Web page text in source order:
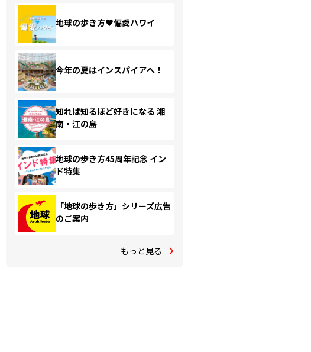
地球の歩き方♥偏愛ハワイ
今年の夏はインスパイアへ！
知れば知るほど好きになる 湘
南・江の島
地球の歩き方45周年記念 イン
ド特集
「地球の歩き方」シリーズ広告
のご案内
もっと見る